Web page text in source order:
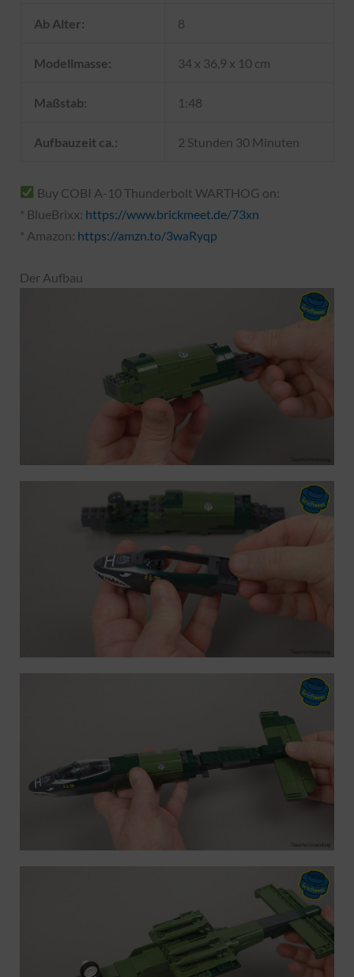
Ab Alter: 8
Modellmasse: 34 x 36,9 x 10 cm
Maßstab: 1:48
Aufbauzeit ca.: 2 Stunden 30 Minuten
Buy COBI A-10 Thunderbolt WARTHOG on:
* BlueBrixx: https://www.brickmeet.de/73xn
* Amazon: https://amzn.to/3waRyqp
Der Aufbau